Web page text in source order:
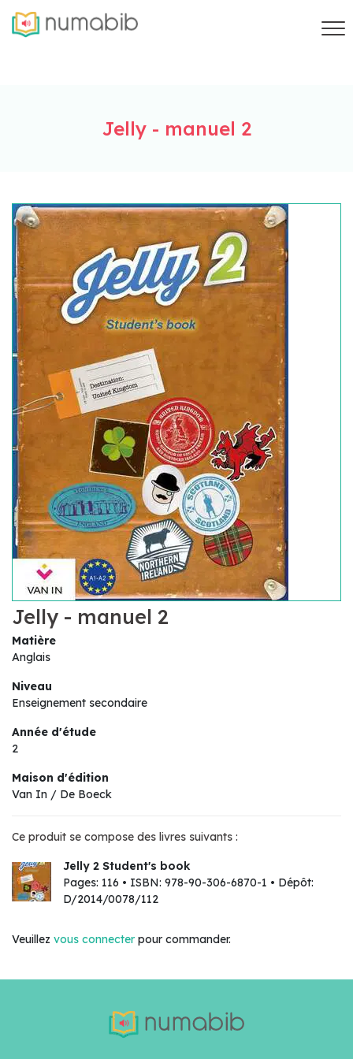
Jelly - manuel 2
Jelly - manuel 2
Matière
Anglais
Niveau
Enseignement secondaire
Année d'étude
2
Maison d'édition
Van In / De Boeck
Ce produit se compose des livres suivants :
Jelly 2 Student's book
Pages: 116 • ISBN: 978-90-306-6870-1 • Dépôt:
D/2014/0078/112
Veuillez vous connecter pour commander.